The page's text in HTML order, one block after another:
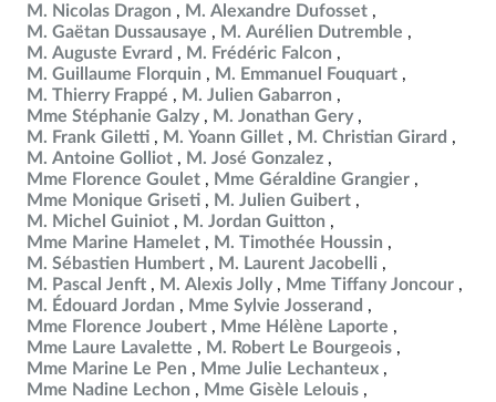
M. Nicolas Dragon
M. Alexandre Dufosset
M. Gaëtan Dussausaye
M. Aurélien Dutremble
M. Auguste Evrard
M. Frédéric Falcon
M. Guillaume Florquin
M. Emmanuel Fouquart
M. Thierry Frappé
M. Julien Gabarron
Mme Stéphanie Galzy
M. Jonathan Gery
M. Frank Giletti
M. Yoann Gillet
M. Christian Girard
M. Antoine Golliot
M. José Gonzalez
Mme Florence Goulet
Mme Géraldine Grangier
Mme Monique Griseti
M. Julien Guibert
M. Michel Guiniot
M. Jordan Guitton
Mme Marine Hamelet
M. Timothée Houssin
M. Sébastien Humbert
M. Laurent Jacobelli
M. Pascal Jenft
M. Alexis Jolly
Mme Tiffany Joncour
M. Édouard Jordan
Mme Sylvie Josserand
Mme Florence Joubert
Mme Hélène Laporte
Mme Laure Lavalette
M. Robert Le Bourgeois
Mme Marine Le Pen
Mme Julie Lechanteux
Mme Nadine Lechon
Mme Gisèle Lelouis